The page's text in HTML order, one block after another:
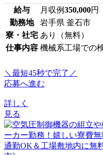
給与 月収例350,000円
勤務地
岩手県 釜石市
寮・社宅 あり（無料）
仕事内容 機械系工場での
＼最短45秒で完了／
応募へ進む
詳しく
見る